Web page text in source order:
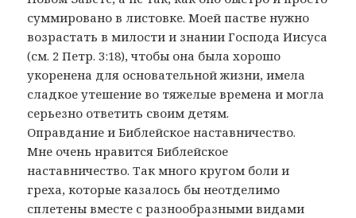
суммировано в листовке. Моей пастве нужно
возрастать в милости и знании Господа Иисуса
(см. 2 Петр. 3:18), чтобы она была хорошо
укоренена для основательной жизни, имела
сладкое утешение во тяжелые времена и могла
серьезно ответить своим детям.
Оправдание и Библейское наставничество.
Мне очень нравится Библейское
наставничество. Так много кругом боли и
греха, которые казалось бы неотделимо
сплетены вместе с разнообразными видами